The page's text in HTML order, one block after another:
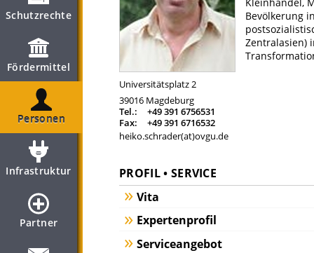
Schutzrechte
Fördermittel
Personen
Infrastruktur
Partner
Universitätsplatz 2
39016 Magdeburg
Tel.:
+49 391 6756531
Fax:
+49 391 6716532
heiko.schrader(at)ovgu.de
Bevölkerung
Zentralasien)
PROFIL • SERVICE
Vita
Expertenprofil
Serviceangebot